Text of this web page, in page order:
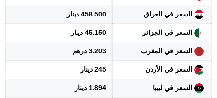
السعر في العراق 458.500 دينار
السعر في الجزائر 45.150 دينار
السعر في المغرب 3.203 درهم
السعر في الأردن 245 دينار
السعر في ليبيا 1.894 دينار